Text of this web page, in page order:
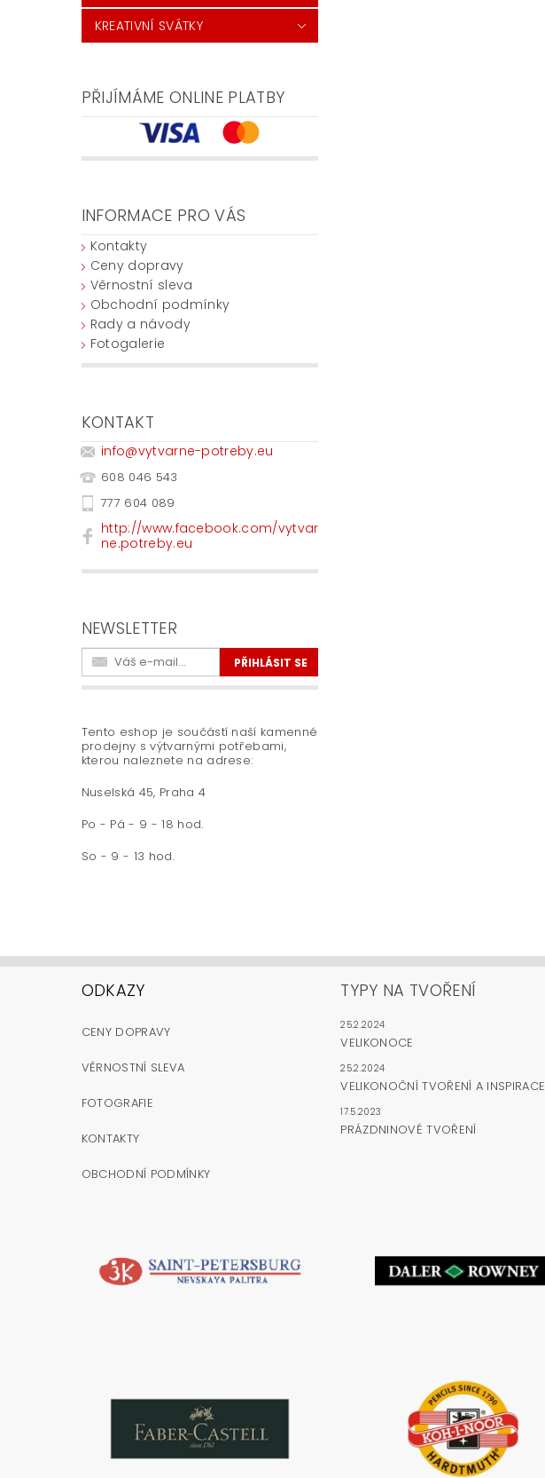
KREATIVNÍ SVÁTKY
PŘIJÍMÁME ONLINE PLATBY
INFORMACE PRO VÁS
Kontakty
Ceny dopravy
Věrnostní sleva
Obchodní podmínky
Rady a návody
Fotogalerie
KONTAKT
info@vytvarne-potreby.eu
608 046 543
777 604 089
http://www.facebook.com/vytvar
ne.potreby.eu
NEWSLETTER
Tento eshop je součástí naší kamenné
prodejny s výtvarnými potřebami,
kterou naleznete na adrese:
Nuselská 45, Praha 4
Po - Pá - 9 - 18 hod.
So - 9 - 13 hod.
ODKAZY
CENY DOPRAVY
VĚRNOSTNÍ SLEVA
FOTOGRAFIE
KONTAKTY
OBCHODNÍ PODMÍNKY
TYPY NA TVOŘENÍ
25.2.2024
VELIKONOCE
25.2.2024
VELIKONOČNÍ TVOŘENÍ A INSPIRACE
17.5.2023
PRÁZDNINOVÉ TVOŘENÍ